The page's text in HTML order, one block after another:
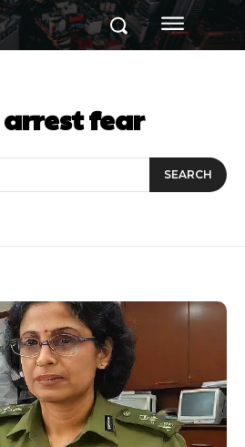
arrest fear
SEARCH